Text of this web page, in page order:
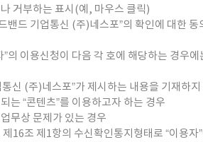
거부하는 표시(예, 마우스 클릭)
밴드 기업통신 (주)네스포”의 확인에 대한 동
이용신청이 다음 각 호에 해당하는 경우
신 (주)네스포”가 제시하는 내용을 기재하지
는 “콘텐츠”를 이용하고자 하는 경우
무상 문제가 있는 경우
16조 제1항의 수신확인통지형태로 “이용자